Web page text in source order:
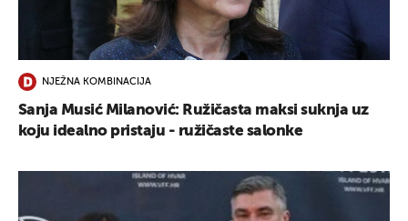
NJEŽNA KOMBINACIJA
Sanja Musić Milanović: Ružičasta maksi suknja uz
koju idealno pristaju - ružičaste salonke